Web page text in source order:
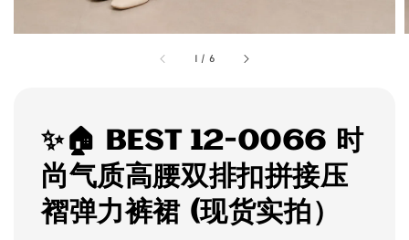
1 / 6
✨🏠 BEST 12-0066 时
尚气质高腰双排扣拼接压
褶弹力裤裙 (现货实拍）